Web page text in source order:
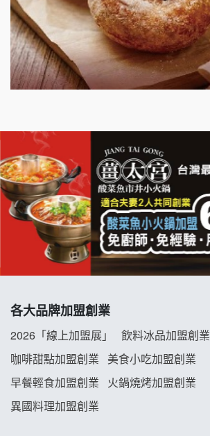
明石章魚燒加盟說明會
出櫃加盟說明會
千香漢堡加盟說明會
拉亞漢堡加盟說明會
杜芳子古味茶鋪加盟說明會
優握握×酸奶大獅加盟說明會
冬城門加盟說明會
龍涎居好湯加盟說明會
舒油頭加盟說明會
各大品牌加盟創業
2026「線上加盟展」
飲料冰品加盟創業
咖啡甜點加盟創業
美食小吃加盟創業
早餐輕食加盟創業
火鍋燒烤加盟創業
異國料理加盟創業